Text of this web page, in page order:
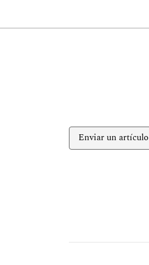
Enviar un artículo